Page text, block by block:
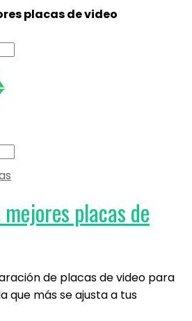
placas de video
placas de
de placas de video para
que más se ajusta a tus